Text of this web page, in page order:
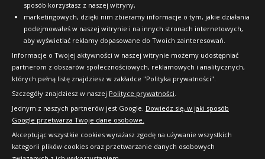
sposób korzystasz z naszej witryny,
marketingowych, dzięki nim zbieramy informacje o tym, jakie działania
podejmowałeś w naszej witrynie i na innych stronach internetowych,
aby wyświetlać reklamy dopasowane do Twoich zainteresowań.
Informacje o Twojej aktywności w naszej witrynie możemy udostępniać
partnerom z obszarów społecznościowych, reklamowych i analitycznych,
których pełną listę znajdziesz w zakładce "Polityka prywatności".
Szczegóły znajdziesz w naszej Polityce prywatności.
Jednym z naszych partnerów jest Google. Dowiedz się, w jaki sposób
Google przetwarza Twoje dane osobowe.
Akceptując wszystkie cookies wyrażasz zgodę na używanie wszystkich
kategorii plików cookies oraz przetwarzanie danych osobowych